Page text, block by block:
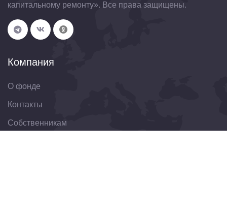
капитальному ремонту». Все права защищены.
Компания
О фонде
Контакты
Собственникам